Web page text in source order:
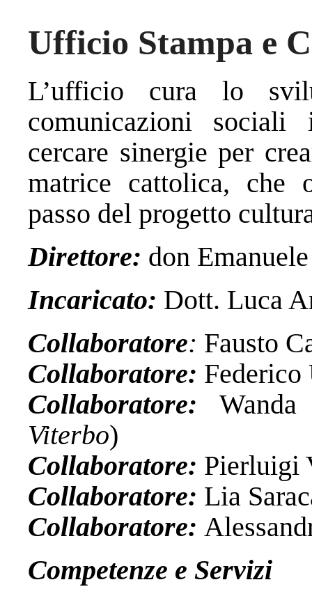
Ufficio Stampa e
L’ufficio cura lo
comunicazioni
cercare sinergie per
matrice cattolica, che
passo del progetto
Direttore: don
Incaricato: Dott. Luca
Collaboratore: Fausto
Collaboratore: Federico
Collaboratore:
Viterbo)
Collaboratore: Pierluigi
Collaboratore: Lia
Collaboratore:
Competenze e Servizi